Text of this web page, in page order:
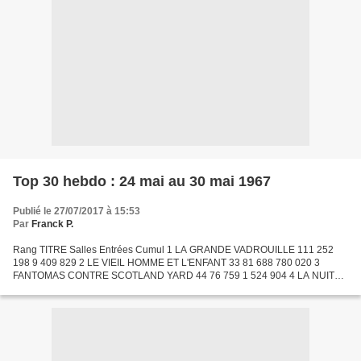
Top 30 hebdo : 24 mai au 30 mai 1967
Publié le 27/07/2017 à 15:53
Par Franck P.
Rang TITRE Salles Entrées Cumul 1 LA GRANDE VADROUILLE 111 252
198 9 409 829 2 LE VIEIL HOMME ET L'ENFANT 33 81 688 780 020 3
FANTOMAS CONTRE SCOTLAND YARD 44 76 759 1 524 904 4 LA NUIT
JEU...